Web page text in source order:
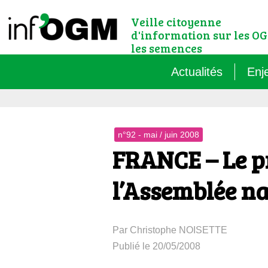
Veille citoyenne
d'information sur les
les semences
Actualités
Le
n°92 - mai / juin 2008
FRANCE – Le
l’Assemblée
Par Christophe NOISETTE
Publié le 20/05/2008